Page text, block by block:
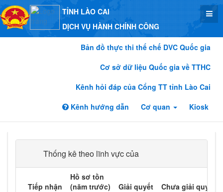
TỈNH LÀO CAI
DỊCH VỤ HÀNH CHÍNH CÔNG
Bản đồ thực thi thể chế DVC Quốc gia
Cơ sở dữ liệu Quốc gia về TTHC
Kênh hỏi đáp của Cổng TT tỉnh Lào Cai
Kênh hướng dẫn
Cơ quan Kiosk
Thống kê theo lĩnh vực của
Tiếp nhận
Hồ sơ tồn
(năm trước)
Giải quyết Chưa giải quyết